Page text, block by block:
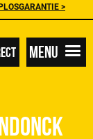
>
Menu